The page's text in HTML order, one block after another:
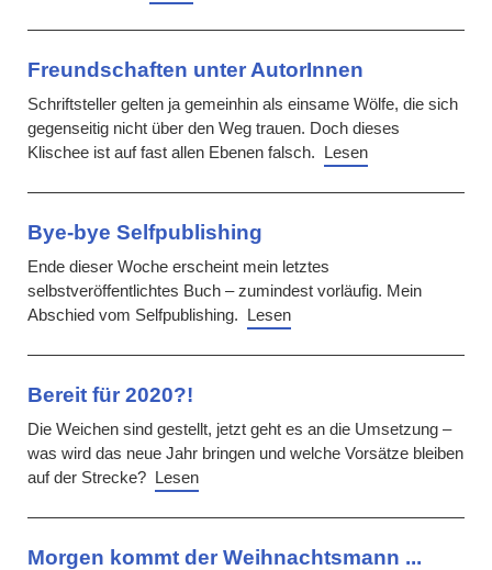
Freundschaften unter AutorInnen
Schriftsteller gelten ja gemeinhin als einsame Wölfe, die sich
gegenseitig nicht über den Weg trauen. Doch dieses
Klischee ist auf fast allen Ebenen falsch. Lesen
Bye-bye Selfpublishing
Ende dieser Woche erscheint mein letztes
selbstveröffentlichtes Buch – zumindest vorläufig. Mein
Abschied vom Selfpublishing. Lesen
Bereit für 2020?!
Die Weichen sind gestellt, jetzt geht es an die Umsetzung –
was wird das neue Jahr bringen und welche Vorsätze bleiben
auf der Strecke? Lesen
Morgen kommt der Weihnachtsmann ...